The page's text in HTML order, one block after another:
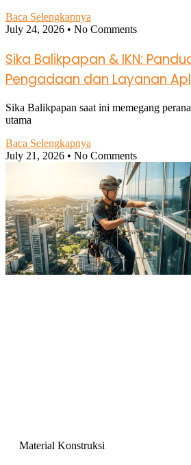
Baca Selengkapnya
July 24, 2026
No Comments
Sika Balikpapan & IKN:
Pengadaan dan Layanan
Sika Balikpapan saat ini memegang
utama
Baca Selengkapnya
July 21, 2026
No Comments
Material Konstruksi